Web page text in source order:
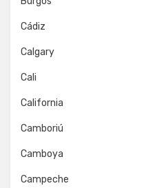
Cádiz
Calgary
Cali
California
Camboriú
Camboya
Campeche